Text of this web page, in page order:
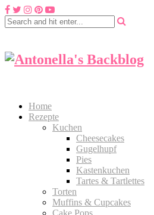
Home
Rezepte
Kuchen
Cheesecakes
Gugelhupf
Pies
Kastenkuchen
Tartes & Tartlettes
Torten
Muffins & Cupcakes
Cake Pops